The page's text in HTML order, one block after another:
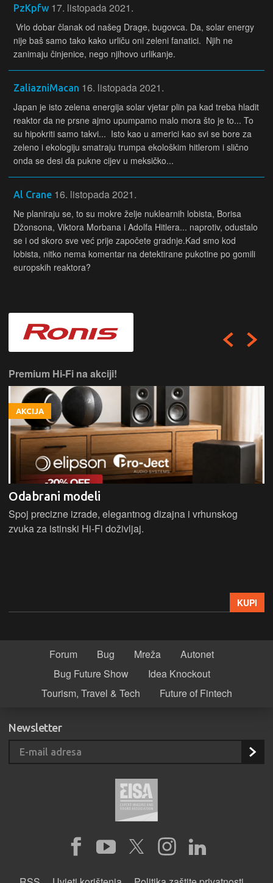
PzKpfw 17. listopada 2021.
Vrlo dobar članak od našeg Drage, bugovca. Da, solar energy
nije baš samo tako kako urliču oni zeleni fanatici. Njih ne
zanimaju činjenice, nego njihovo urlikanje.
ZaliazniMacan 16. listopada 2021.
Japan je isto zelena energija solar vjetar plin pa kad treba hladit
reaktor da ne prsne ajmo upumpamo malo mora što je to... To
su hipokriti samo takvi... Isto kao u americi kao svi se bore za
zeleno i ekologiju smatraju trumpa ekološkim hitlerom i slično
onda se desi da pukne cijev u meksičko...
Al Crane 16. listopada 2021.
Ne planiraju se, to su mokre želje nuklearnih lobista, Borisa
Džonsona, Viktora Morbana i Adolfa Hitlera... naprotiv, odustalo
se i od skoro sve već prije započete gradnje.Kad smo kod
lobista, nitko nema komentar na detektirane pukotine po gomili
europskih reaktora?
Premium Hi-Fi na akciji!
AKCIJA
Odabrani modeli
Spoj precizne izrade, elegantnog dizajna i vrhunskog
zvuka za istinski Hi-Fi doživljaj.
KUPI
Forum Bug Mreža
Autonet
Bug Future Show
Idea Knockout
Tourism, Travel & Tech
Future of Fintech
Newsletter